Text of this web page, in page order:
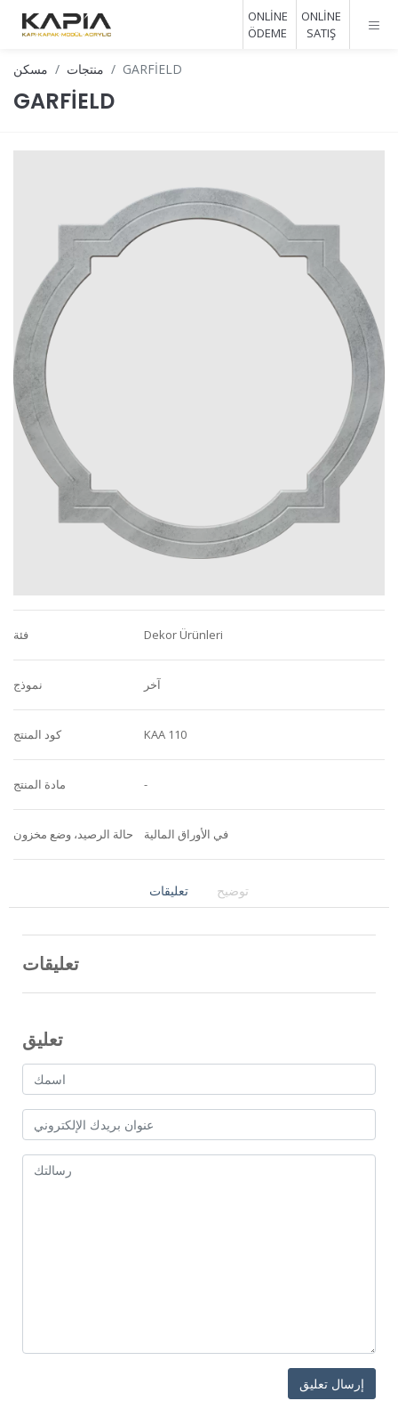
ONLİNE
SATIŞ
ONLİNE
ÖDEME
مسكن منتجات GARFİELD
GARFİELD
فئة Dekor Ürünleri
نموذج آخر
كود المنتج KAA 110
مادة المنتج -
حالة الرصيد، وضع مخزون في الأوراق المالية
تعليقات توضيح
تعليقات
تعليق